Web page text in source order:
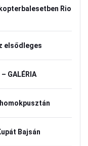
Rio
elsődleges
GALÉRIA
Bajsán